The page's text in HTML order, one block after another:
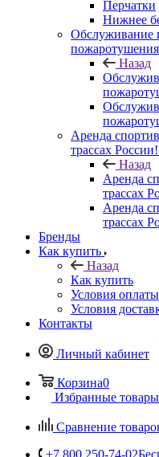
Перчатки
Нижнее
Обслуживание
пожаротушения
Назад
Аренда
трассах России!
Назад
Аренда
трассах
Аренда
трассах
Бренды
Как купить
Назад
Как купить
Условия оплаты
Условия
Контакты
Личный кабинет
Корзина0
Избранные товары
Сравнение
+7 800 250-74-02